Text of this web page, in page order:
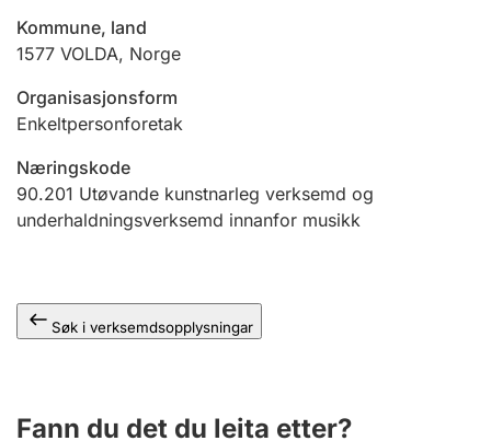
Ektepaktrettleiaren
Andre tema
Kommune, land
1577 VOLDA, Norge
Organisasjonsform
Enkeltpersonforetak
Næringskode
90.201 Utøvande kunstnarleg verksemd og
underhaldningsverksemd innanfor musikk
Søk i verksemdsopplysningar
Fann du det du leita etter?